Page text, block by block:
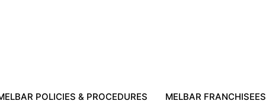
POLICIES & PROCEDURES MELBAR FRANCHISEES